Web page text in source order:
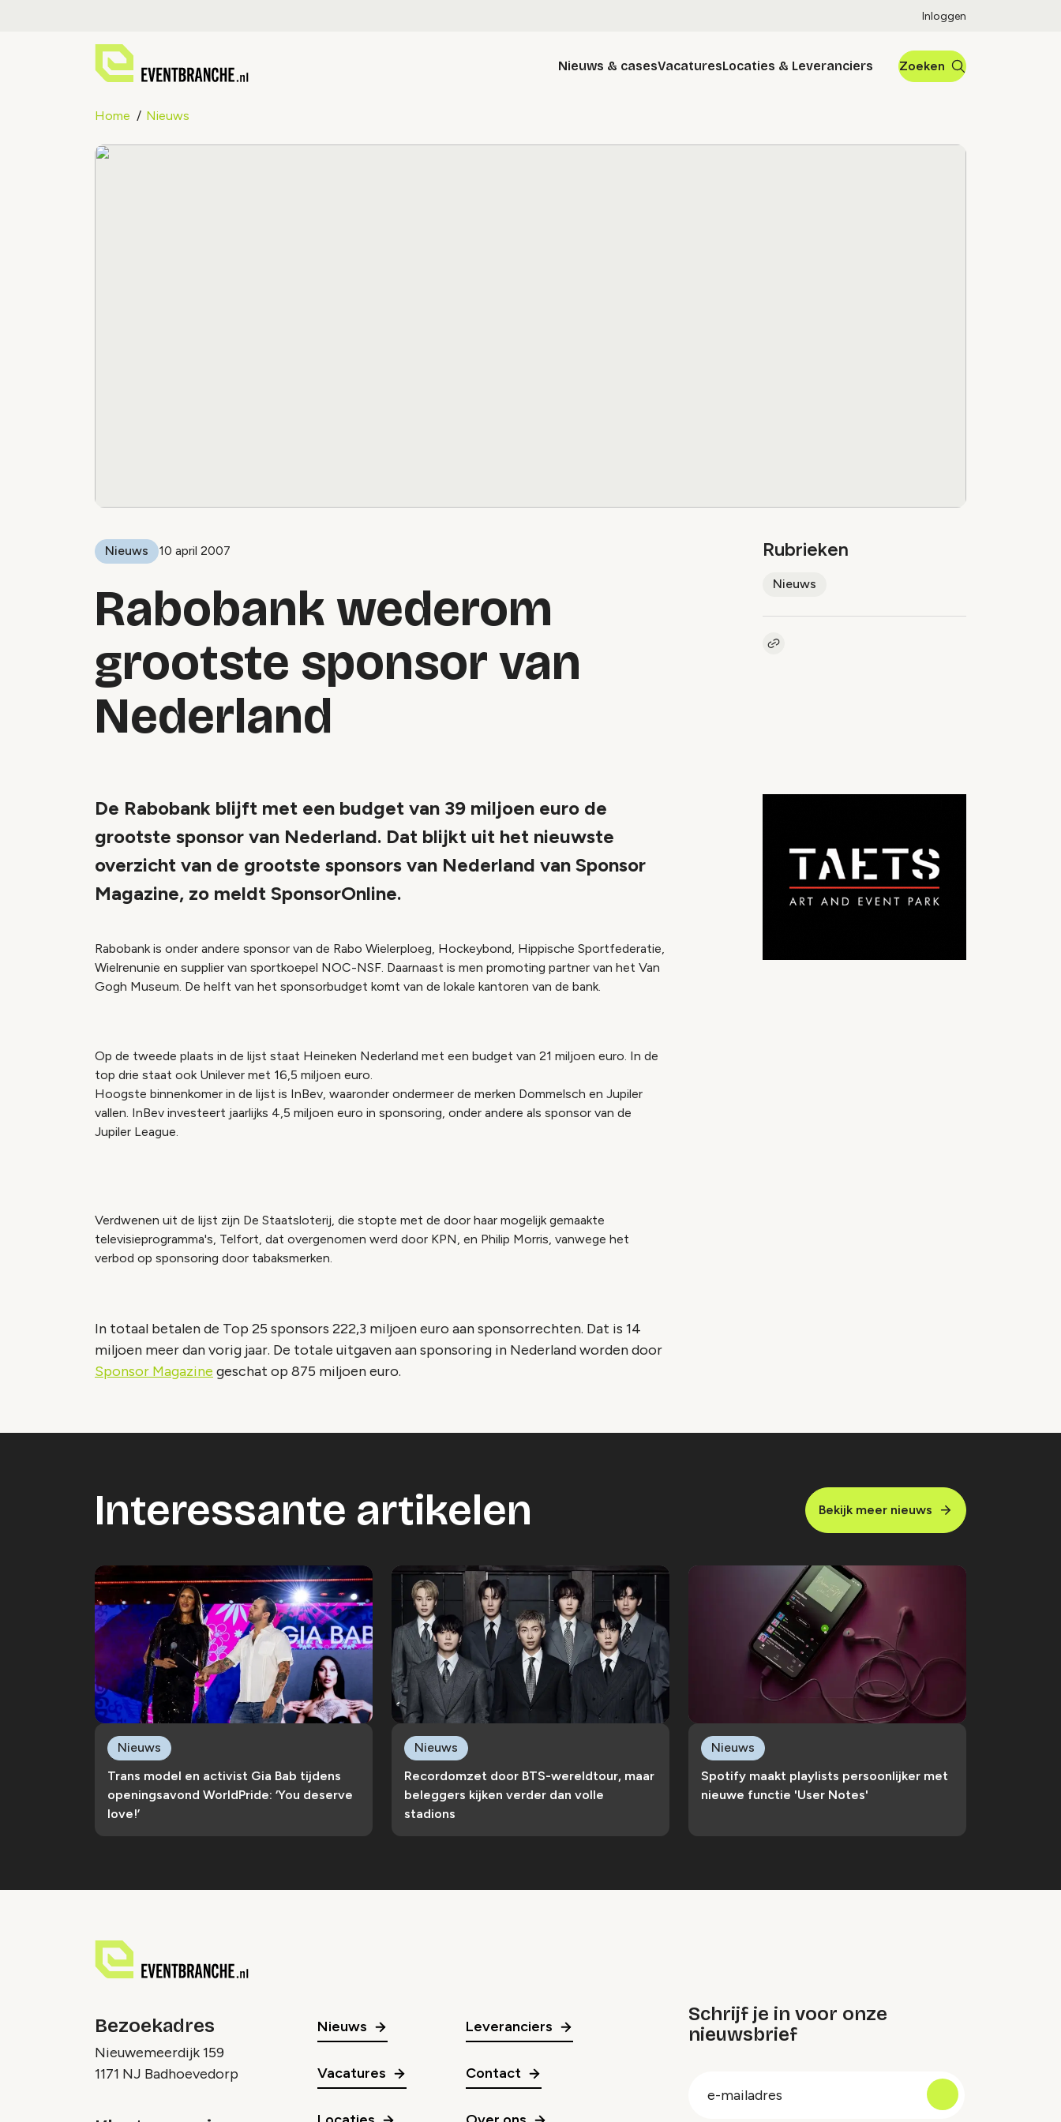
Inloggen
Nieuws & casesVacaturesLocaties & Leveranciers Zoeken
Home Nieuws
Nieuws 10 april 2007
Rabobank wederom
grootste sponsor van
Nederland
Rubrieken
Nieuws
Kopieer link naar artikel
De Rabobank blijft met een budget van 39 miljoen euro de
grootste sponsor van Nederland. Dat blijkt uit het nieuwste
overzicht van de grootste sponsors van Nederland van Sponsor
Magazine, zo meldt SponsorOnline.
Rabobank is onder andere sponsor van de Rabo Wielerploeg, Hockeybond, Hippische Sportfederatie,
Wielrenunie en supplier van sportkoepel NOC-NSF. Daarnaast is men promoting partner van het Van
Gogh Museum. De helft van het sponsorbudget komt van de lokale kantoren van de bank.
Op de tweede plaats in de lijst staat Heineken Nederland met een budget van 21 miljoen euro. In de
top drie staat ook Unilever met 16,5 miljoen euro.
Hoogste binnenkomer in de lijst is InBev, waaronder ondermeer de merken Dommelsch en Jupiler
vallen. InBev investeert jaarlijks 4,5 miljoen euro in sponsoring, onder andere als sponsor van de
Jupiler League.
Verdwenen uit de lijst zijn De Staatsloterij, die stopte met de door haar mogelijk gemaakte
televisieprogramma's, Telfort, dat overgenomen werd door KPN, en Philip Morris, vanwege het
verbod op sponsoring door tabaksmerken.
In totaal betalen de Top 25 sponsors 222,3 miljoen euro aan sponsorrechten. Dat is 14
miljoen meer dan vorig jaar. De totale uitgaven aan sponsoring in Nederland worden door
Sponsor Magazine geschat op 875 miljoen euro.
Interessante artikelen Bekijk meer nieuws
Trans model en activist Gia Bab tijdens
openingsavond WorldPride: ‘You deserve
love!’
Nieuws
Recordomzet door BTS-wereldtour, maar
beleggers kijken verder dan volle
stadions
Nieuws
Spotify maakt playlists persoonlijker met
nieuwe functie 'User Notes'
Nieuws
Bezoekadres
Nieuwemeerdijk 159
1171 NJ Badhoevedorp
Nieuws
Vacatures
Leveranciers
Contact
Schrijf je in voor onze
nieuwsbrief